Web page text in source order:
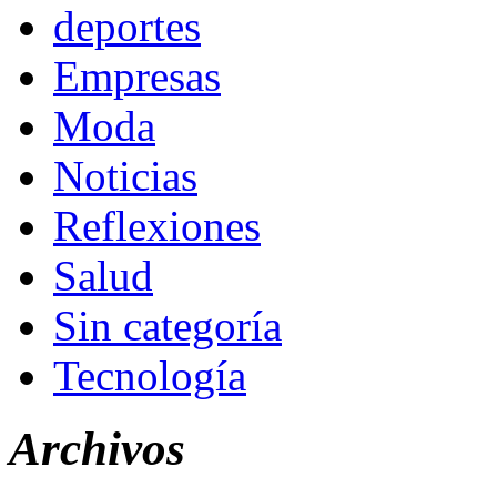
deportes
Empresas
Moda
Noticias
Reflexiones
Salud
Sin categoría
Tecnología
Archivos